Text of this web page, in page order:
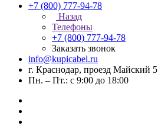
+7 (800) 777-94-78
Назад
Телефоны
+7 (800) 777-94-78
Заказать звонок
info@kupicabel.ru
г. Краснодар, проезд Майский 5
Пн. – Пт.: с 9:00 до 18:00